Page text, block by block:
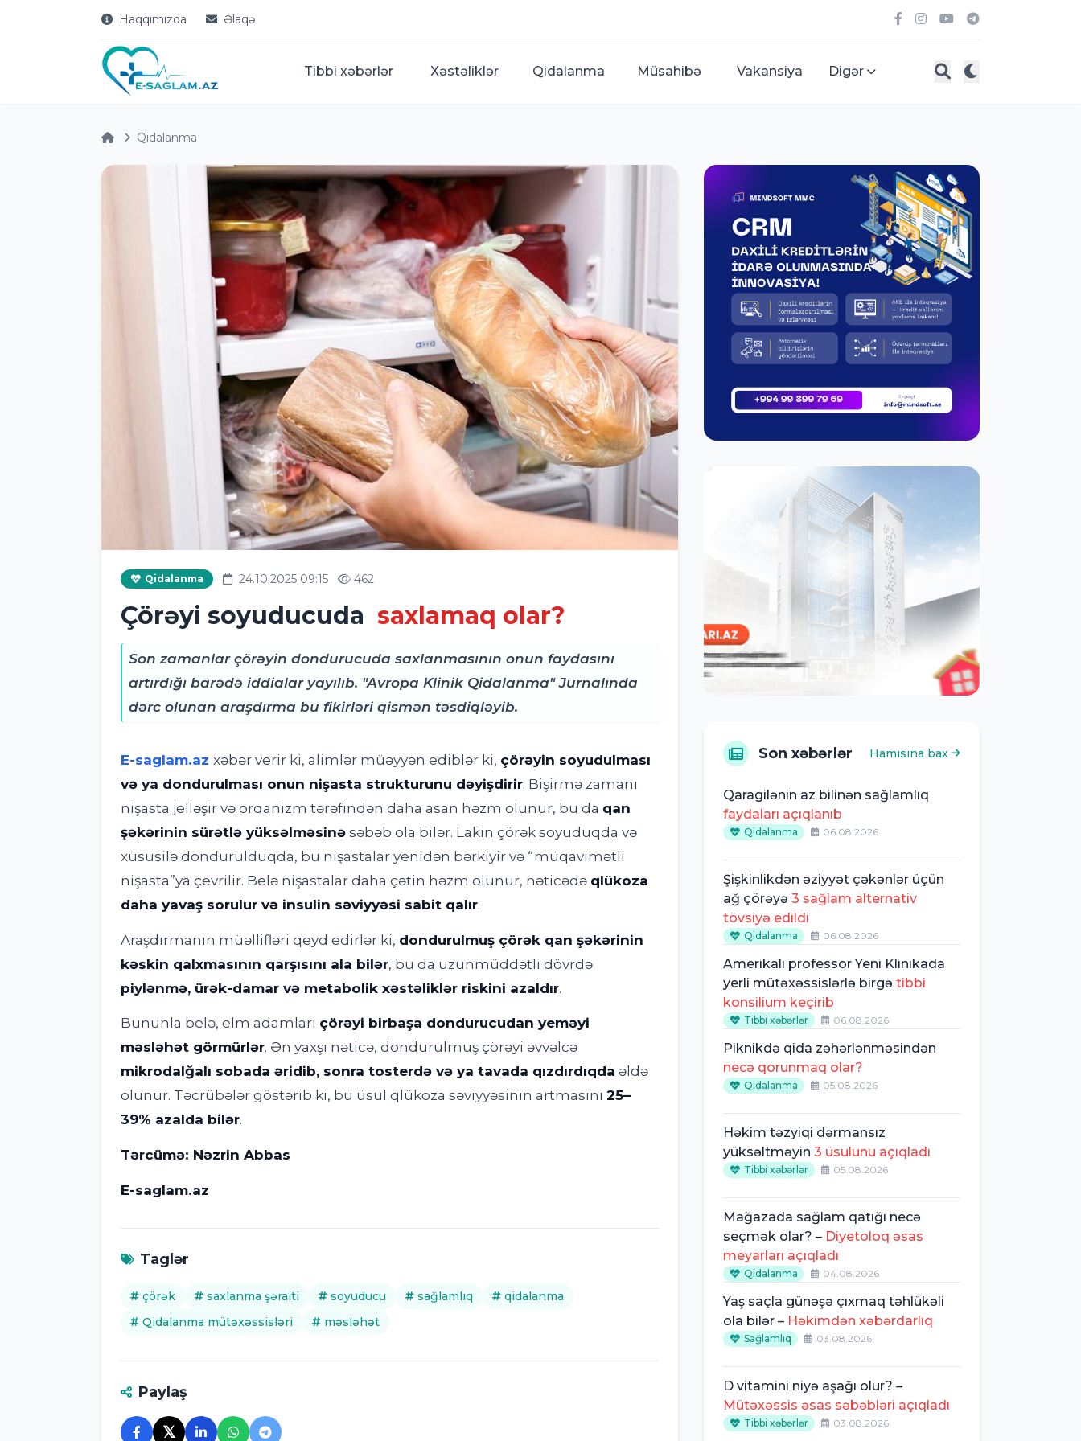
Haqqımızda Əlaqə
Tibbi xəbərlər Xəstəliklər Qidalanma Müsahibə Vakansiya Digər
Qidalanma
Qidalanma 24.10.2025 09:15 462
Çörəyi soyuducuda saxlamaq olar?
Son zamanlar çörəyin dondurucuda saxlanmasının onun faydasını
artırdığı barədə iddialar yayılıb. "Avropa Klinik Qidalanma" Jurnalında
dərc olunan araşdırma bu fikirləri qismən təsdiqləyib.
E-saglam.az xəbər verir ki, alimlər müəyyən ediblər ki, çörəyin soyudulması
və ya dondurulması onun nişasta strukturunu dəyişdirir. Bişirmə zamanı
nişasta jelləşir və orqanizm tərəfindən daha asan həzm olunur, bu da qan
şəkərinin sürətlə yüksəlməsinəsəbəb ola bilər. Lakin çörək soyuduqda və
xüsusilə dondurulduqda, bu nişastalar yenidən bərkiyir və “müqavimətli
nişasta”ya çevrilir. Belə nişastalar daha çətin həzm olunur, nəticədə qlükoza
daha yavaş sorulur və insulin səviyyəsi sabit qalır.
Araşdırmanın müəllifləri qeyd edirlər ki, dondurulmuş çörək qan şəkərinin
kəskin qalxmasının qarşısını ala bilər, bu da uzunmüddətli dövrdə
piylənmə, ürək-damar və metabolik xəstəliklər riskini azaldır.
Bununla belə, elm adamları çörəyi birbaşa dondurucudan yeməyi
məsləhət görmürlər. Ən yaxşı nəticə, dondurulmuş çörəyi əvvəlcə
mikrodalğalı sobada əridib, sonra tosterdə və ya tavada qızdırdıqda əldə
olunur. Təcrübələr göstərib ki, bu üsul qlükoza səviyyəsinin artmasını 25–
39% azalda bilər.
Tərcümə: Nəzrin Abbas
E-saglam.az
Taglər
çörək saxlanma şəraiti soyuducu sağlamlıq
qidalanma
Qidalanma mütəxəssisləri
məsləhət
Paylaş
𝕏
Son xəbərlər Hamısına bax
Qaragilənin az bilinən sağlamlıq
faydaları açıqlanıb
Qidalanma 06.08.2026
Şişkinlikdən əziyyət çəkənlər üçün
ağ çörəyə3 sağlam alternativ
tövsiyə edildi
Qidalanma 06.08.2026
Amerikalı professor Yeni Klinikada
yerli mütəxəssislərlə birgətibbi
konsilium keçirib
Tibbi xəbərlər 06.08.2026
Piknikdə qida zəhərlənməsindən
necə qorunmaq olar?
Qidalanma 05.08.2026
Həkim təzyiqi dərmansız
yüksəltməyin3 üsulunu açıqladı
Tibbi xəbərlər 05.08.2026
Mağazada sağlam qatığı necə
seçmək olar? – Diyetoloq əsas
meyarları açıqladı
Qidalanma 04.08.2026
Yaş saçla günəşə çıxmaq təhlükəli
ola bilər – Həkimdən xəbərdarlıq
Sağlamlıq 03.08.2026
D vitamini niyə aşağı olur? –
Mütəxəssis əsas səbəbləri açıqladı
Tibbi xəbərlər 03.08.2026